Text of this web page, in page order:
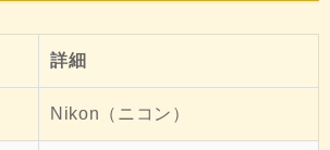
詳細
Nikon（ニコン）